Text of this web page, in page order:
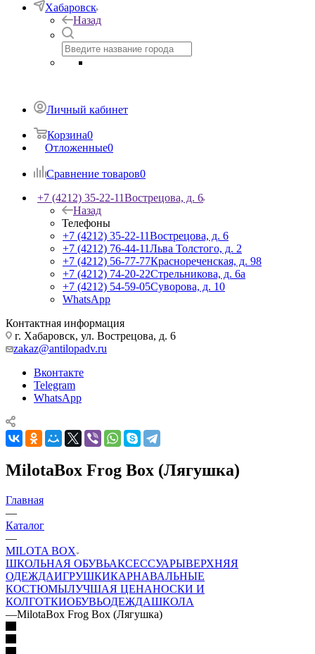
Хабаровск
Назад
Личный кабинет
Корзина0
Отложенные0
Сравнение товаров0
+7 (4212) 35-22-11Вострецова, д. 6
Назад
Телефоны
+7 (4212) 35-22-11Вострецова, д. 6
+7 (4212) 76-44-11Льва Толстого, д. 2
+7 (4212) 56-77-77Краснореченская, д. 98
+7 (4212) 74-20-22Стрельникова, д. 6а
+7 (4212) 54-59-05Суворова, д. 10
WhatsApp
Контактная информация
г. Хабаровск, ул. Вострецова, д. 6
zakaz@antilopadv.ru
Вконтакте
Telegram
WhatsApp
MilotaBox Frog Box (Лягушка)
Главная
—
Каталог
—
MILOTA BOX
ШКОЛЬНАЯ ОБУВЬАКСЕССУАРЫВЕРХНЯЯ
ОДЕЖДАИГРУШКИКАРНАВАЛЬНЫЕ
КОСТЮМЫЛУЧШАЯ ЦЕНАНОСКИ И
КОЛГОТКИОБУВЬОДЕЖДАШКОЛА
—MilotaBox Frog Box (Лягушка)